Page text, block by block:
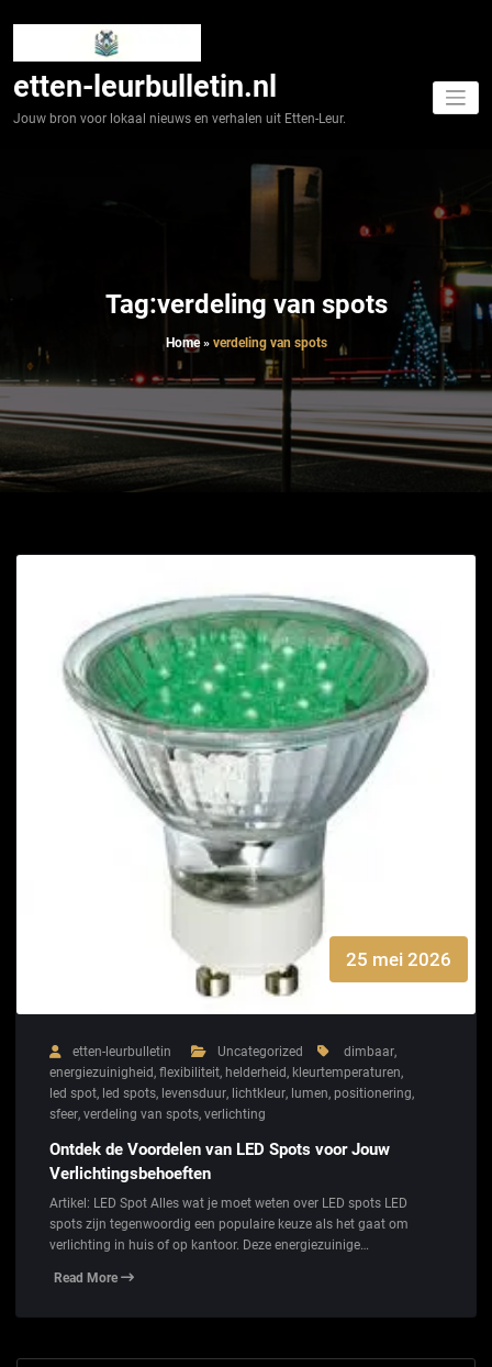
etten-leurbulletin.nl
Jouw bron voor lokaal nieuws en verhalen uit Etten-Leur.
Tag:verdeling van spots
Home» verdeling van spots
25 mei 2026
etten-leurbulletin Uncategorized dimbaar,
energiezuinigheid, flexibiliteit, helderheid, kleurtemperaturen,
led spot, led spots, levensduur, lichtkleur, lumen, positionering,
sfeer, verdeling van spots, verlichting
Ontdek de Voordelen van LED Spots voor Jouw
Verlichtingsbehoeften
Artikel: LED Spot Alles wat je moet weten over LED spots LED
spots zijn tegenwoordig een populaire keuze als het gaat om
verlichting in huis of op kantoor. Deze energiezuinige…
Read More